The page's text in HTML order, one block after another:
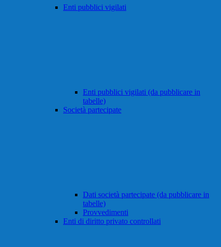
Enti pubblici vigilati
Enti pubblici vigilati (da pubblicare in
tabelle)
Società partecipate
Dati società partecipate (da pubblicare in
tabelle)
Provvedimenti
Enti di diritto privato controllati